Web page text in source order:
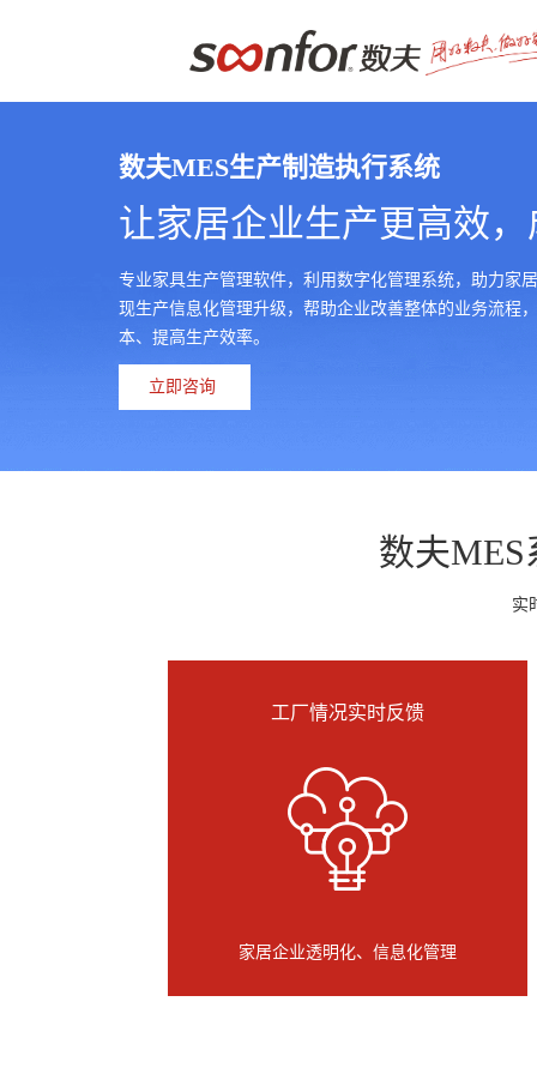
数夫MES生产制造执行系统
让家居企业生产更高效
专业家具生产管理软件，利用数字化管理系统，助力家
现生产信息化管理升级，帮助企业改善整体的业务流程
本、提高生产效率。
立即咨询
数夫
实
工厂情况实时反馈
家居企业透明化、信息化管理